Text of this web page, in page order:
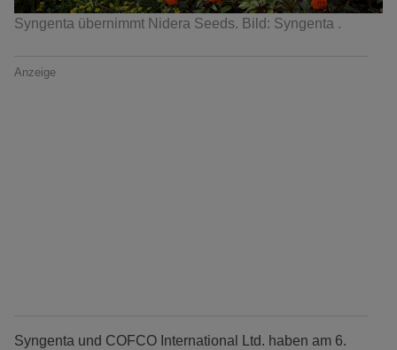
Syngenta übernimmt Nidera Seeds. Bild: Syngenta .
Anzeige
Syngenta und COFCO International Ltd. haben am 6.